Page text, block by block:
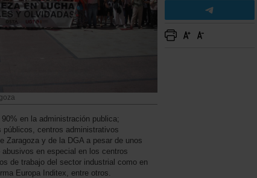
en la administración publica;
públicos, centros administrativos
Zaragoza y de la DGA a pesar de unos
en especial en los centros
de trabajo del sector industrial como en
Europa Inditex, entre otros.